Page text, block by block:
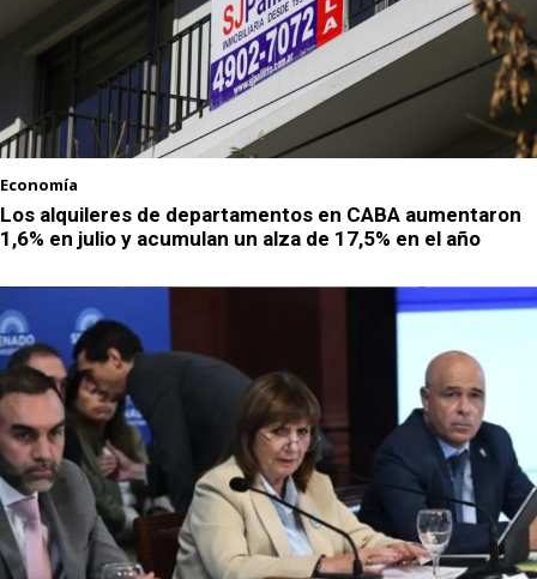
Economía
Los alquileres de departamentos en CABA aumentaron
1,6% en julio y acumulan un alza de 17,5% en el año